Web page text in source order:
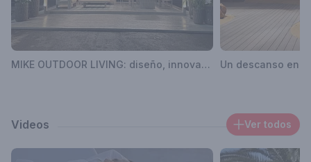
MIKE OUTDOOR LIVING: diseño, innovación y tendencia en las grandes expos del momento
Videos Ver todos